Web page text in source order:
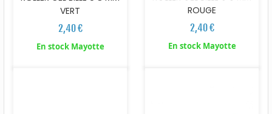
VERT
2,40 €
En stock Mayotte
ROUGE
2,40 €
En stock Mayotte